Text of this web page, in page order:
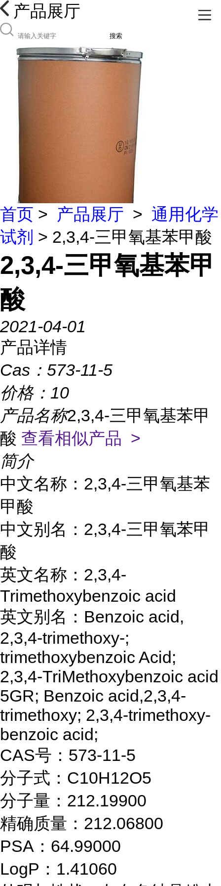
产品展厅
搜索
首页 > 产品展厅 > 通用化学
试剂 > 2,3,4-三甲氧基苯甲酸
2,3,4-三甲氧基苯甲
酸
2021-04-01
产品详情
Cas： 573-11-5
价格： 10
产品名称2,3,4-三甲氧基苯甲
酸 查看相似产品 >
简介
中文名称：2,3,4-三甲氧基苯
甲酸
中文别名：2,3,4-三甲氧苯甲
酸
英文名称：2,3,4-
Trimethoxybenzoic acid
英文别名：Benzoic acid,
2,3,4-trimethoxy-;
trimethoxybenzoic Acid;
2,3,4-TriMethoxybenzoic acid
5GR; Benzoic acid,2,3,4-
trimethoxy; 2,3,4-trimethoxy-
benzoic acid;
CAS号：573-11-5
分子式：C10H12O5
分子量：212.19900
精确质量：212.06800
PSA：64.99000
LogP：1.41060